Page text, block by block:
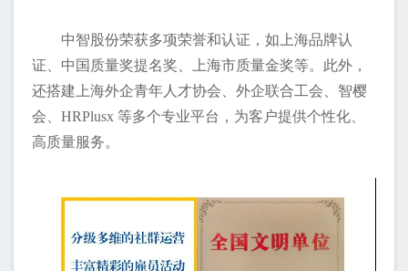
中智股份荣获多项荣誉和认证，如上海品牌认
证、中国质量奖提名奖、上海市质量金奖等。此外，
还搭建上海外企青年人才协会、外企联合工会、智樱
会、HRPlusx 等多个专业平台，为客户提供个性化、
高质量服务。